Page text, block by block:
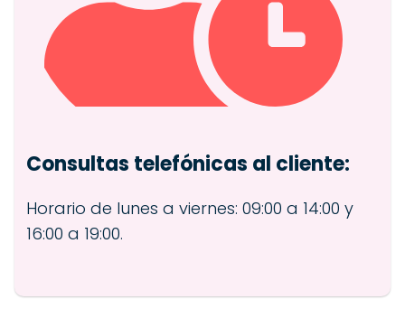
Consultas telefónicas al cliente:
Horario de lunes a viernes: 09:00 a 14:00 y
16:00 a 19:00.